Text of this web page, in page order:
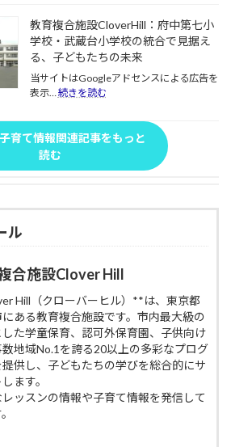
較
ラ
ン
キ
ン
料
金・
ス・
力
AI
評
価
の
預
け
先
た
ら
第
そ
入
金
不
要
で
即
対
教育複合施設CloverHill：府中第七小
学校・武蔵台小学校の統合で見据え
る、子どもたちの未来
当サイトはGoogleアドセンスによる広告を
表示… 続きを読む:
複
府
七
学
校・
武
蔵
台
小
学
の
育て情報関連記事をもっと
読む
ル
合施設Clover Hill
Hill（クローバーヒル）**は、東京都
にある教育複合施設です。市内最大級の
した学童保育、認可外保育園、子供向け
地域No.1を誇る20以上の多彩なプログ
提供し、子どもたちの学びを総合的にサ
ます。
レッスンの情報や子育て情報を発信して